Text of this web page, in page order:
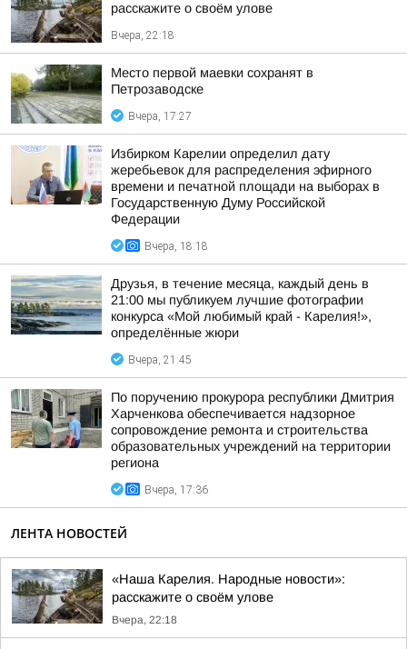
расскажите о своём улове
Вчера, 22:18
Место первой маевки сохранят в
Петрозаводске
Вчера, 17:27
Избирком Карелии определил дату
жеребьевок для распределения эфирного
времени и печатной площади на выборах в
Государственную Думу Российской
Федерации
Вчера, 18:18
Друзья, в течение месяца, каждый день в
21:00 мы публикуем лучшие фотографии
конкурса «Мой любимый край - Карелия!»,
определённые жюри
Вчера, 21:45
По поручению прокурора республики Дмитрия
Харченкова обеспечивается надзорное
сопровождение ремонта и строительства
образовательных учреждений на территории
региона
Вчера, 17:36
ЛЕНТА НОВОСТЕЙ
«Наша Карелия. Народные новости»:
расскажите о своём улове
Вчера, 22:18